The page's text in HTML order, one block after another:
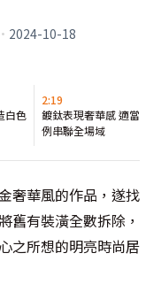
· 2024-10-18
白色
2:19
鍍鈦表現奢華感 適當比
例串聯全場域
奢華風的作品，遂找
舊有裝潢全數拆除，
之所想的明亮時尚居